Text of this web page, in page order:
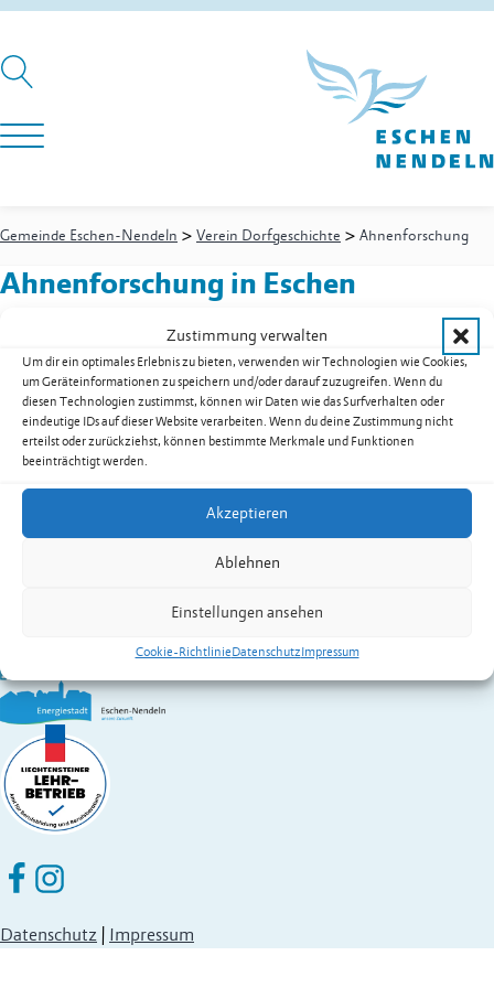
Zustimmung verwalten
Um dir ein optimales Erlebnis zu bieten, verwenden wir Technologien wie Cookies,
um Geräteinformationen zu speichern und/oder darauf zuzugreifen. Wenn du
diesen Technologien zustimmst, können wir Daten wie das Surfverhalten oder
eindeutige IDs auf dieser Website verarbeiten. Wenn du deine Zustimmung nicht
erteilst oder zurückziehst, können bestimmte Merkmale und Funktionen
beeinträchtigt werden.
Akzeptieren
Ablehnen
Einstellungen ansehen
Cookie-RichtlinieDatenschutzImpressum
Gemeinde Eschen-Nendeln > Verein Dorfgeschichte > Ahnenforschung
Ahnenforschung in Eschen
Verein Dorfgeschichte-Präsident
Weitere Informationen: Verein Dorfgeschichte
Gstöhl Gustav
praesident@dorfgeschichte.li
Gemeinde Eschen-Nendeln
St. Martins-Ring 2, 9492 Eschen
Eschen Nendeln auf Facebook
Eschen Nendeln auf Instagram
Datenschutz | Impressum